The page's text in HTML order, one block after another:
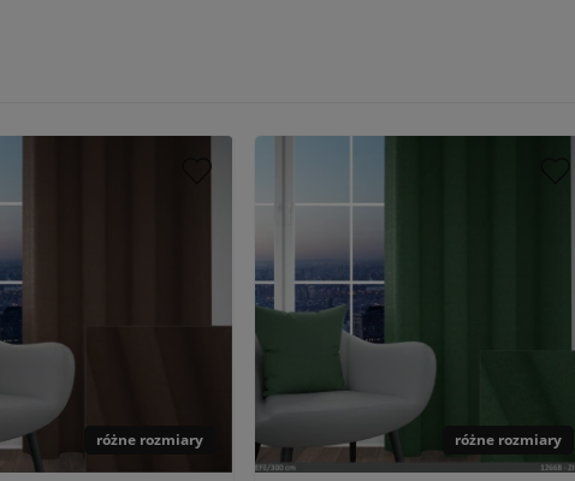
różne rozmiary różne rozmiary